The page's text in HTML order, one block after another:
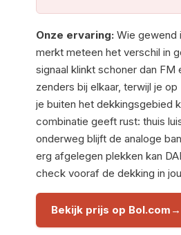
Onze ervaring: Wie gewend
merkt meteen het verschil in
signaal klinkt schoner dan
zenders bij elkaar, terwijl je
je buiten het dekkingsgebied
combinatie geeft rust: thuis
onderweg blijft de analoge
erg afgelegen plekken kan
check vooraf de dekking in
Bekijk prijs op Bol.com